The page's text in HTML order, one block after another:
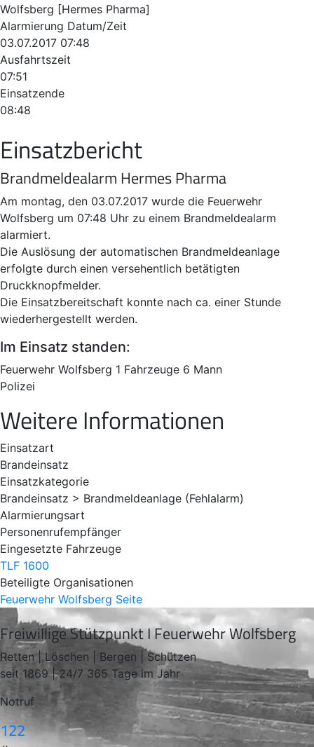
Wolfsberg [Hermes Pharma]
Alarmierung Datum/Zeit
03.07.2017 07:48
Ausfahrtszeit
07:51
Einsatzende
08:48
Einsatzbericht
Brandmeldealarm Hermes Pharma
Am montag, den 03.07.2017 wurde die Feuerwehr
Wolfsberg um 07:48 Uhr zu einem Brandmeldealarm
alarmiert.
Die Auslösung der automatischen Brandmeldeanlage
erfolgte durch einen versehentlich betätigten
Druckknopfmelder.
Die Einsatzbereitschaft konnte nach ca. einer Stunde
wiederhergestellt werden.
Im Einsatz standen:
Feuerwehr Wolfsberg 1 Fahrzeuge 6 Mann
Polizei
Weitere Informationen
Einsatzart
Brandeinsatz
Einsatzkategorie
Brandeinsatz > Brandmeldeanlage (Fehlalarm)
Alarmierungsart
Personenrufempfänger
Eingesetzte Fahrzeuge
TLF 1600
Beteiligte Organisationen
Feuerwehr Wolfsberg Seite
Freiwillige Stützpunkt I Feuerwehr Wolfsberg
Retten | Löschen | Bergen | Schützen
seit 1869 | 24/7 365 Tage im Jahr
Notruf
122